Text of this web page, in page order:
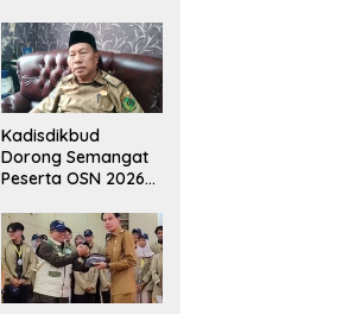
Kadisdikbud
Dorong Semangat
Peserta OSN 2026